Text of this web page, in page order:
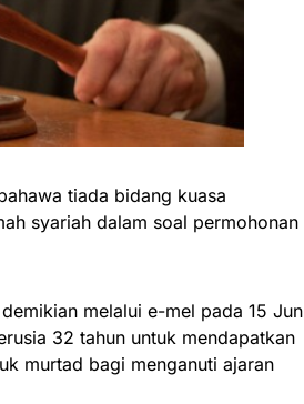
tiada bidang kuasa
syariah dalam soal permohonan
melalui e-mel pada 15 Jun
32 tahun untuk mendapatkan
murtad bagi menganuti ajaran